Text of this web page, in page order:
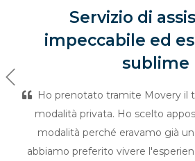
Servizio di
impeccabile ed
sublime
Ho prenotato tramite Movery il
modalità privata. Ho scelto
modalità perché eravamo già
abbiamo preferito vivere
Previous